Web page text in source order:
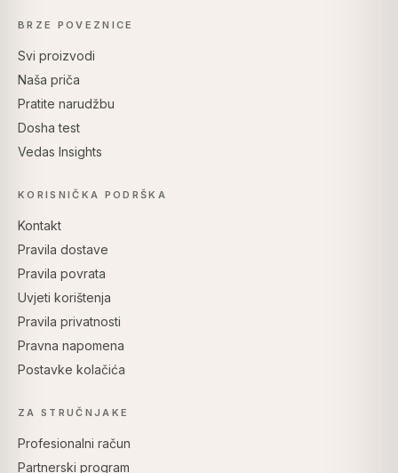
BRZE POVEZNICE
Svi proizvodi
Naša priča
Pratite narudžbu
Dosha test
Vedas Insights
KORISNIČKA PODRŠKA
Kontakt
Pravila dostave
Pravila povrata
Uvjeti korištenja
Pravila privatnosti
Pravna napomena
Postavke kolačića
ZA STRUČNJAKE
Profesionalni račun
Partnerski program